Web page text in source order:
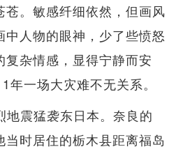
。敏感纤细依然，但画风
人物的眼神，少了些愤怒
杂情感，显得宁静而安
一场大灾难不无关系。
震猛袭东日本。奈良的
时居住的栃木县距离福岛